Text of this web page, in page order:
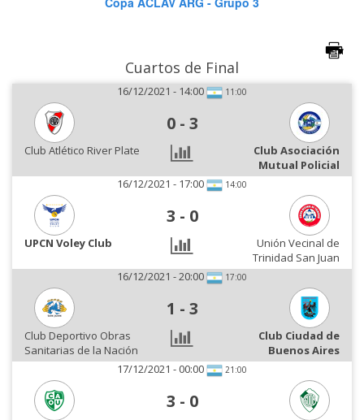
Cuartos de Final
16/12/2021 - 14:00 11:00
0 - 3
Club Atlético River Plate
Club Asociación
Mutual Policial
16/12/2021 - 17:00
14:00
3 - 0
UPCN Voley Club
Unión Vecinal de
Trinidad San Juan
16/12/2021 - 20:00
17:00
1 - 3
Club Deportivo Obras
Sanitarias de la Nación
Club Ciudad de
Buenos Aires
17/12/2021 - 00:00
21:00
3 - 0